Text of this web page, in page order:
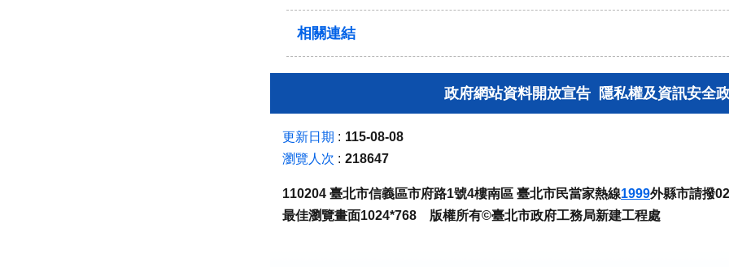
相關連結
政府網站資料開放宣告 隱私權及資訊安全
更新日期
115-08-08
瀏覽人次
218647
110204 臺北市信義區市府路1號4樓南區 臺北市民當家熱線1999外縣市請撥
最佳瀏覽畫面1024*768 版權所有©臺北市政府工務局新建工程處